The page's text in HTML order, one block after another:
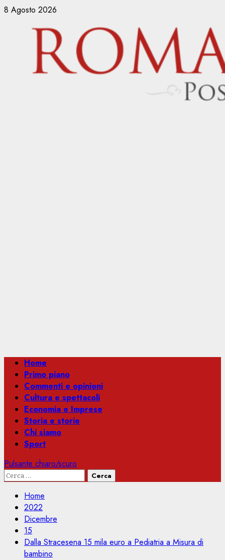
Vai
contenuto
8 Agosto 2026
Menu
principale
Home
Primo piano
Commenti e opinioni
Cultura e spettacoli
Economia e Imprese
Storia e storie
Chi siamo
Sport
Pulsante chiaro/scuro
Ricerca
Home
2022
Dicembre
15
Dalla Stracesena 15 mila euro a Pediatria a Misura di
bambino